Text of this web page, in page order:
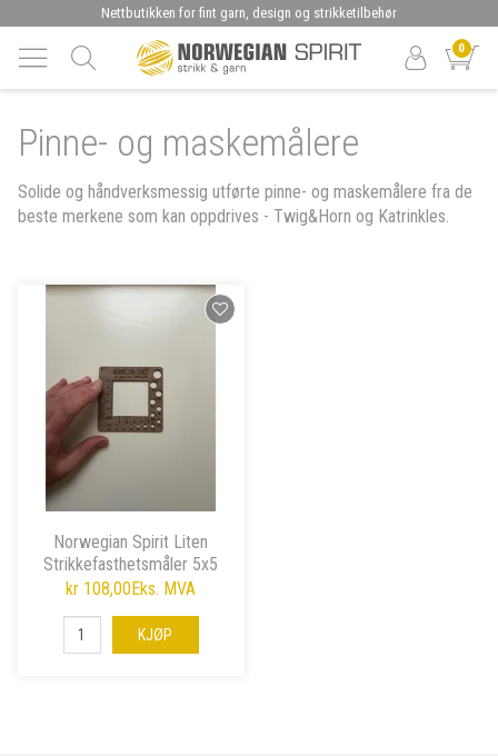
Nettbutikken for fint garn, design og strikketilbehør
0
Pinne- og maskemålere
Solide og håndverksmessig utførte pinne- og maskemålere fra de
beste merkene som kan oppdrives - Twig&Horn og Katrinkles.
Norwegian Spirit Liten
Strikkefasthetsmåler 5x5
cm
kr 108,00Eks. MVA
KJØP